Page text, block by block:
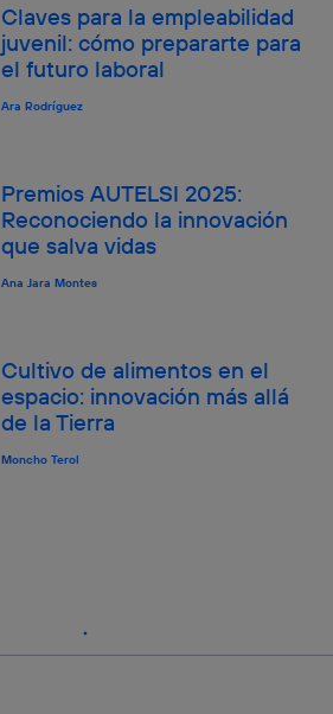
Claves para la empleabilidad
juvenil: cómo prepararte para
el futuro laboral
Ara Rodríguez
Premios AUTELSI 2025:
Reconociendo la innovación
que salva vidas
Ana Jara Montes
Cultivo de alimentos en el
espacio: innovación más allá
de la Tierra
Moncho Terol